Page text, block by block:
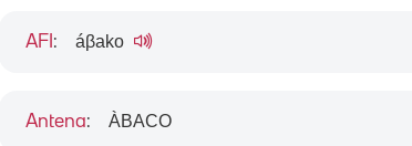
AFI : áβako
Antena: ÀBACO